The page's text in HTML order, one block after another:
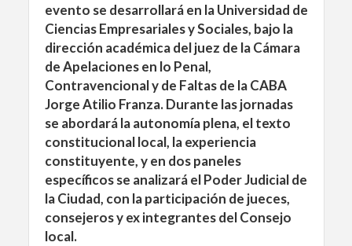
evento se desarrollará en la Universidad de
Ciencias Empresariales y Sociales, bajo la
dirección académica del juez de la Cámara
de Apelaciones en lo Penal,
Contravencional y de Faltas de la CABA
Jorge Atilio Franza. Durante las jornadas
se abordará la autonomía plena, el texto
constitucional local, la experiencia
constituyente, y en dos paneles
específicos se analizará el Poder Judicial de
la Ciudad, con la participación de jueces,
consejeros y ex integrantes del Consejo
local.